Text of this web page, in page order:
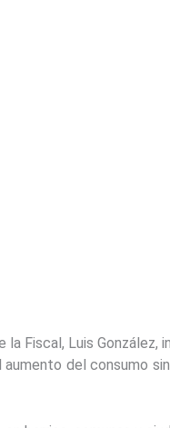
Fiscal, Luis González,
del consumo